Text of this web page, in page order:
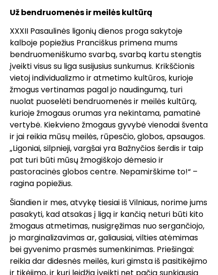
Už bendruomenės ir meilės kultūrą
XXXII Pasaulinės ligonių dienos proga sakytoje
kalboje popiežius Pranciškus primena mums
bendruomeniškumo svarbą, svarbą kartu stengtis
įveikti visus su liga susijusius sunkumus. Krikščionis
vietoj individualizmo ir atmetimo kultūros, kurioje
žmogus vertinamas pagal jo naudingumą, turi
nuolat puoselėti bendruomenės ir meilės kultūrą,
kurioje žmogaus orumas yra nekintama, pamatinė
vertybė. Kiekvieno žmogaus gyvybė vienodai šventa
ir jai reikia mūsų meilės, rūpesčio, globos, apsaugos.
„Ligoniai, silpnieji, vargšai yra Bažnyčios šerdis ir taip
pat turi būti mūsų žmogiškojo dėmesio ir
pastoracinės globos centre. Nepamirškime to!“ –
ragina popiežius.
Šiandien ir mes, atvykę tiesiai iš Vilniaus, norime jums
pasakyti, kad atsakas į ligą ir kančią neturi būti kito
žmogaus atmetimas, nusigręžimas nuo sergančiojo,
jo marginalizavimas ar, galiausiai, vilties atėmimas
bei gyvenimo prasmės sumenkinimas. Priešingai:
reikia dar didesnės meilės, kuri gimsta iš pasitikėjimo
ir tikėjimo, ir kuri leidžia įveikti net pačią sunkiausią